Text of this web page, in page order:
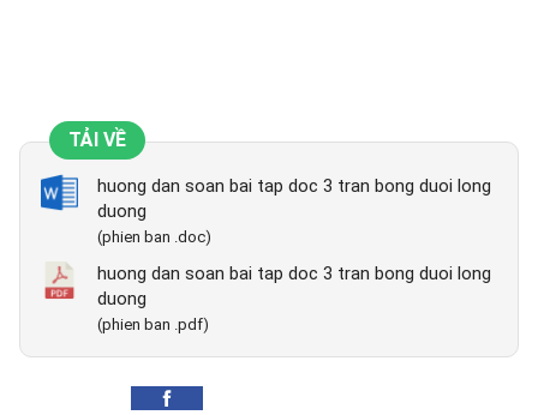
TẢI VỀ
huong dan soan bai tap doc 3 tran bong duoi long
duong
(phien ban .doc)
huong dan soan bai tap doc 3 tran bong duoi long
duong
(phien ban .pdf)